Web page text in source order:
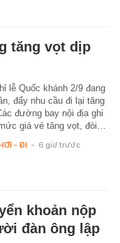
tăng vọt dịp
lễ Quốc khánh 2/9 đang
đẩy nhu cầu đi lại tăng
đường bay nội địa ghi
giá vé tăng vọt, đòi…
- ĐI - 6 giờ trước
khoản nộp
đàn ông lập